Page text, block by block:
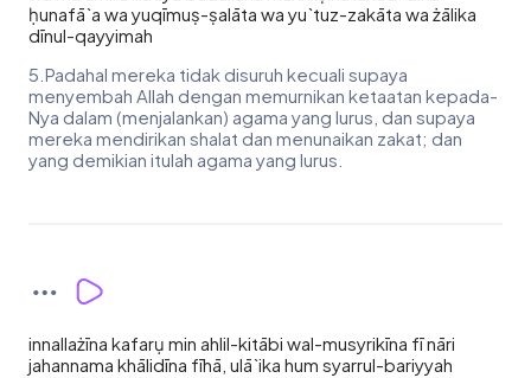
ḥunafā`a wa yuqīmuṣ-ṣalāta wa yu`tuz-zakāta wa żālika
dīnul-qayyimah
5.Padahal mereka tidak disuruh kecuali supaya
menyembah Allah dengan memurnikan ketaatan kepada-
Nya dalam (menjalankan) agama yang lurus, dan supaya
mereka mendirikan shalat dan menunaikan zakat; dan
yang demikian itulah agama yang lurus.
innallażīna kafarụ min ahlil-kitābi wal-musyrikīna fī nāri
jahannama khālidīna fīhā, ulā`ika hum syarrul-bariyyah